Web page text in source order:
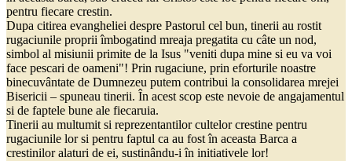
pentru fiecare crestin.
Dupa citirea evangheliei despre Pastorul cel bun, tinerii au rostit
rugaciunile proprii îmbogatind mreaja pregatita cu câte un nod,
simbol al misiunii primite de la Isus "veniti dupa mine si eu va voi
face pescari de oameni"! Prin rugaciune, prin eforturile noastre
binecuvântate de Dumnezeu putem contribui la consolidarea mrejei
Bisericii – spuneau tinerii. În acest scop este nevoie de angajamentul
si de faptele bune ale fiecaruia.
Tinerii au multumit si reprezentantilor cultelor crestine pentru
rugaciunile lor si pentru faptul ca au fost în aceasta Barca a
crestinilor alaturi de ei, sustinându-i în initiativele lor!